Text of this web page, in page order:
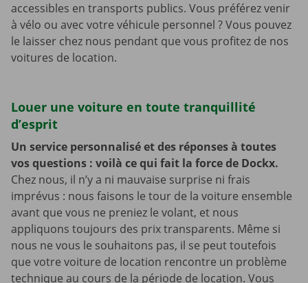
accessibles en transports publics. Vous préférez venir
à vélo ou avec votre véhicule personnel ? Vous pouvez
le laisser chez nous pendant que vous profitez de nos
voitures de location.
Louer une voiture en toute tranquillité
d’esprit
Un service personnalisé et des réponses à toutes
vos questions : voilà ce qui fait la force de Dockx.
Chez nous, il n’y a ni mauvaise surprise ni frais
imprévus : nous faisons le tour de la voiture ensemble
avant que vous ne preniez le volant, et nous
appliquons toujours des prix transparents. Même si
nous ne vous le souhaitons pas, il se peut toutefois
que votre voiture de location rencontre un problème
technique au cours de la période de location. Vous